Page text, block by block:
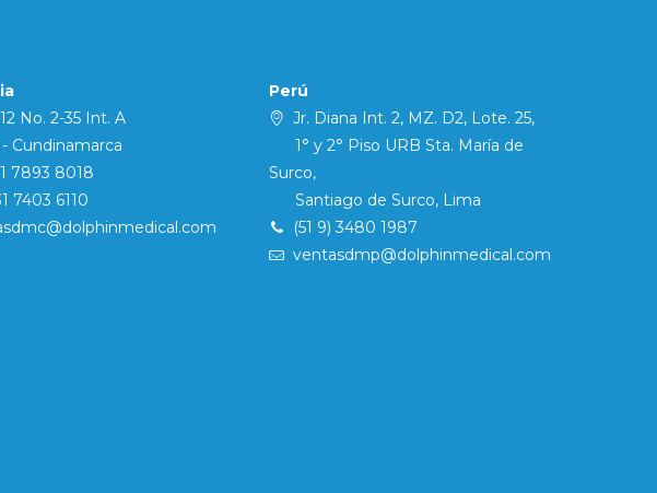
No. 2-35 Int. A
7893 8018
7403 6110
Perú
Jr. Diana Int. 2, MZ. D2, Lote. 25,
1° y 2° Piso URB Sta. María de
Surco,
Santiago de Surco, Lima
(51 9) 3480 1987
ventasdmp@dolphinmedical.com